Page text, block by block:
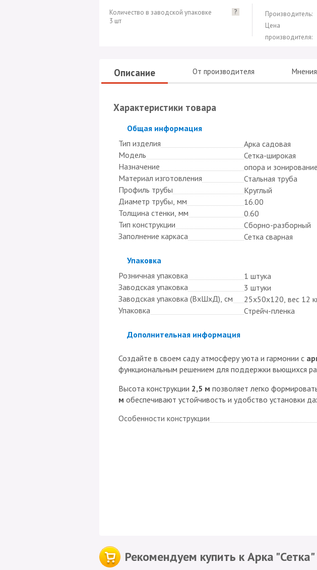
?
Количество в заводской упаковке
3 шт
Производитель:
Цена
производителя:
Описание От производителя Мнения
Характеристики товара
Скрыть
Общая информация
Тип изделия
Арка садовая
Модель
Сетка-широкая
Назначение
опора и зонирование
Материал изготовления
Стальная труба
Профиль трубы
Круглый
Диаметр трубы, мм
16.00
Толщина стенки, мм
0.60
Тип конструкции
Сборно-разборный
Заполнение каркаса
Сетка сварная
Скрыть
Упаковка
Розничная упаковка
1 штука
Заводская упаковка
3 штуки
Заводская упаковка (ВхШхД), см
25х50х120, вес 12
Упаковка
Стрейч-пленка
Скрыть
Дополнительная информация
Создайте в своем саду атмосферу уюта и гармонии с
функциональным решением для поддержки вьющихся
Высота конструкции 2,5 м позволяет легко
м обеспечивают устойчивость и удобство установки
Особенности конструкции
Рекомендуем купить к Арка